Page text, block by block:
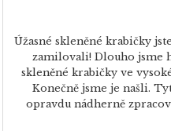
Úžasné skleněné krabičky
zamilovali! Dlouho jsme
skleněné krabičky ve
Konečně jsme je našli.
opravdu nádherně